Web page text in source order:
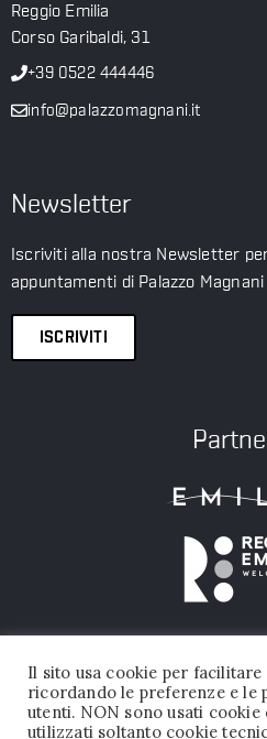
Reggio Emilia
Corso Garibaldi, 31
+39 0522 444446
info@palazzomagnani.it
Newsletter
Iscriviti alla nostra Newsletter
appuntamenti di Palazzo
ISCRIVITI
Il sito usa cookie per facilitare
ricordando le preferenze e le
utenti. NON sono usati
utilizzati soltanto cookie